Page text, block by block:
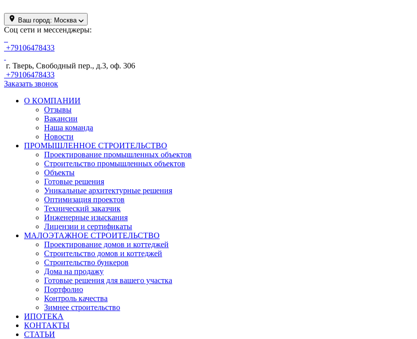
Ваш город: Москва
Соц сети и мессенджеры:
+79106478433
г. Тверь, Свободный пер., д.3, оф. 306
+79106478433
Заказать звонок
О КОМПАНИИ
Отзывы
Вакансии
Наша команда
Новости
ПРОМЫШЛЕННОЕ СТРОИТЕЛЬСТВО
Проектирование промышленных объектов
Строительство промышленных объектов
Объекты
Готовые решения
Уникальные архитектурные решения
Оптимизация проектов
Технический заказчик
Инженерные изыскания
Лицензии и сертификаты
МАЛОЭТАЖНОЕ СТРОИТЕЛЬСТВО
Проектирование домов и коттеджей
Строительство домов и коттеджей
Строительство бункеров
Дома на продажу
Готовые решения для вашего участка
Портфолио
Контроль качества
Зимнее строительство
ИПОТЕКА
КОНТАКТЫ
СТАТЬИ